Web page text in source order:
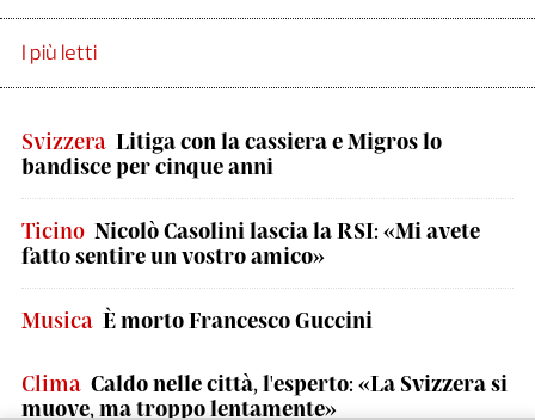
I più letti
Svizzera Litiga con la cassiera e Migros lo
bandisce per cinque anni
Ticino Nicolò Casolini lascia la RSI: «Mi avete
fatto sentire un vostro amico»
Musica È morto Francesco Guccini
Clima Caldo nelle città, l'esperto: «La Svizzera si
muove, ma troppo lentamente»